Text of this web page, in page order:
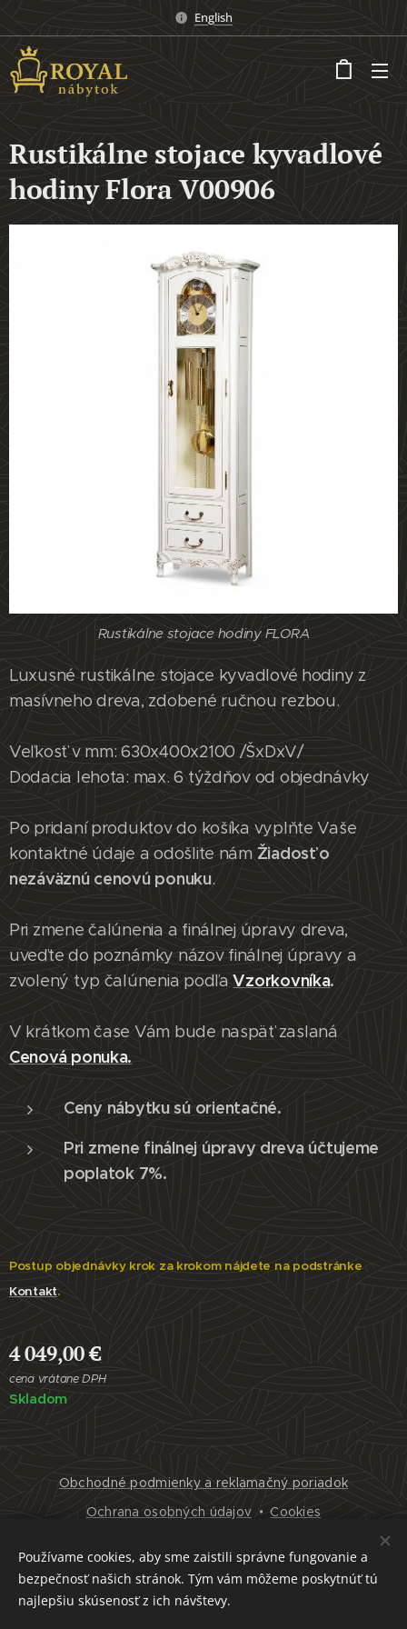
English
Rustikálne stojace kyvadlové
hodiny Flora V00906
Rustikálne stojace hodiny FLORA
Luxusné rustikálne stojace kyvadlové hodiny z
masívneho dreva, zdobené ručnou rezbou.
Veľkosť v mm: 630x400x2100 /ŠxDxV/
Dodacia lehota: max. 6 týždňov od objednávky
Po pridaní produktov do košíka vyplňte Vaše
kontaktné údaje a odošlite nám Žiadosť o
nezáväznú cenovú ponuku.
Pri zmene čalúnenia a finálnej úpravy dreva,
uveďte do poznámky názov finálnej úpravy a
zvolený typ čalúnenia podľaVzorkovníka.
V krátkom čase Vám bude naspäť zaslaná
Cenová ponuka.
Ceny nábytku sú orientačné.
Pri zmene finálnej úpravy dreva účtujeme
poplatok 7%.
Postup objednávky krok za krokom nájdete na podstránke
Kontakt.
4 049,00€
cena vrátane DPH
Skladom
Obchodné podmienky a reklamačný poriadok
Ochrana osobných údajov
Cookies
Jazyky
Slovenčina
English
Používame cookies, aby sme zaistili správne fungovanie a
bezpečnosť našich stránok. Tým vám môžeme poskytnúť tú
najlepšiu skúsenosť z ich návštevy.